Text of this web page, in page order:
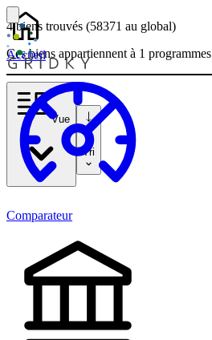
Accueil
Comparateur
4 biens trouvés (58371 au global)
Ces biens appartiennent à 1 programmes
Vue
Tri